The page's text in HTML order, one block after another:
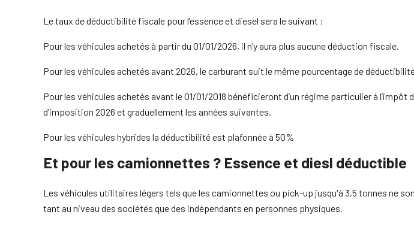
Le taux de déductibilité fiscale pour l’essence et diesel sera le suivant :
Pour les véhicules achetés à partir du 01/01/2026, il n’y aura plus aucune déduction fiscale.
Pour les véhicules achetés avant 2026, le carburant suit le même pourcentage de
Pour les véhicules achetés avant le 01/01/2018 bénéficieront d’un régime particulier à
d’imposition 2026 et graduellement les années suivantes.
Pour les véhicules hybrides la déductibilité est plafonnée à 50%
Et pour les camionnettes ? Essence et diesl déductible
Les véhicules utilitaires légers tels que les camionnettes ou pick-up jusqu'à 3,5 tonnes ne
tant au niveau des sociétés que des indépendants en personnes physiques.